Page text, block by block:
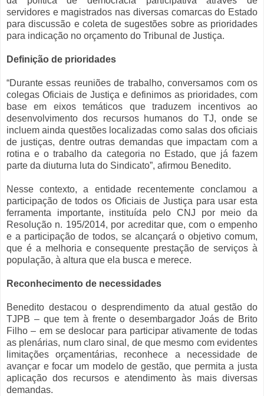
servidores e magistrados nas diversas comarcas do Estado
para discussão e coleta de sugestões sobre as prioridades
para indicação no orçamento do Tribunal de Justiça.
Definição de prioridades
“Durante essas reuniões de trabalho, conversamos com os
colegas Oficiais de Justiça e definimos as prioridades, com
base em eixos temáticos que traduzem incentivos ao
desenvolvimento dos recursos humanos do TJ, onde se
incluem ainda questões localizadas como salas dos oficiais
de justiças, dentre outras demandas que impactam com a
rotina e o trabalho da categoria no Estado, que já fazem
parte da diuturna luta do Sindicato”, afirmou Benedito.
Nesse contexto, a entidade recentemente conclamou a
participação de todos os Oficiais de Justiça para usar esta
ferramenta importante, instituída pelo CNJ por meio da
Resolução n. 195/2014, por acreditar que, com o empenho
e a participação de todos, se alcançará o objetivo comum,
que é a melhoria e consequente prestação de serviços à
população, à altura que ela busca e merece.
Reconhecimento de necessidades
Benedito destacou o desprendimento da atual gestão do
TJPB – que tem à frente o desembargador Joás de Brito
Filho – em se deslocar para participar ativamente de todas
as plenárias, num claro sinal, de que mesmo com evidentes
limitações orçamentárias, reconhece a necessidade de
avançar e focar um modelo de gestão, que permita a justa
aplicação dos recursos e atendimento às mais diversas
demandas.